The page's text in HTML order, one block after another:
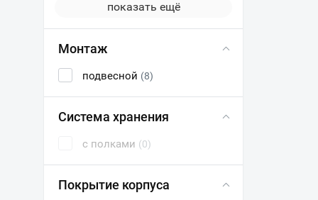
показать ещё
Монтаж
подвесной (8)
Система хранения
с полками (0)
Покрытие корпуса